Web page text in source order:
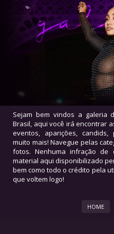
Sejam bem vindos a galeria
Brasil, aqui você irá encontrar
eventos, aparições, candids,
muito mais! Navegue pelas
fotos. Nenhuma infração de
material aqui disponibilizado
bem como todo o crédito pela
que voltem logo!
HOME